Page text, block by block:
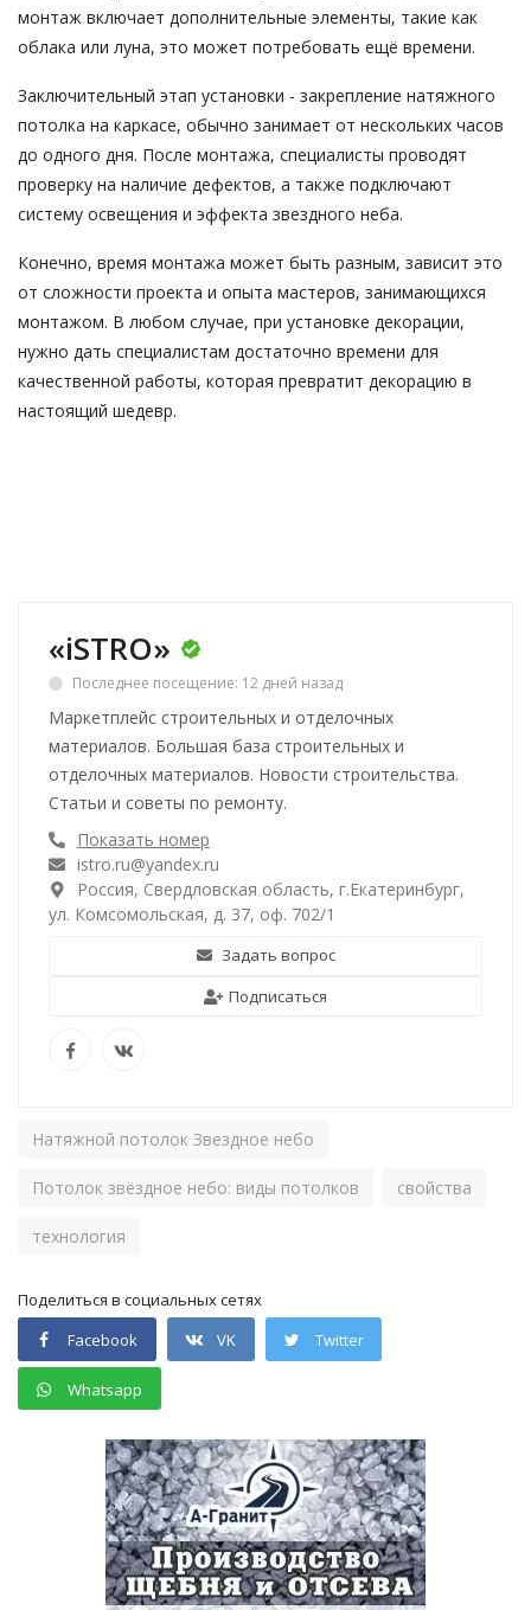
монтаж включает дополнительные элементы, такие как
облака или луна, это может потребовать ещё времени.
Заключительный этап установки - закрепление натяжного
потолка на каркасе, обычно занимает от нескольких часов
до одного дня. После монтажа, специалисты проводят
проверку на наличие дефектов, а также подключают
систему освещения и эффекта звездного неба.
Конечно, время монтажа может быть разным, зависит это
от сложности проекта и опыта мастеров, занимающихся
монтажом. В любом случае, при установке декорации,
нужно дать специалистам достаточно времени для
качественной работы, которая превратит декорацию в
настоящий шедевр.
«iSTRO»
Последнее посещение: 12 дней назад
Маркетплейс строительных и отделочных
материалов. Большая база строительных и
отделочных материалов. Новости строительства.
Статьи и советы по ремонту.
Показать номер
istro.ru@yandex.ru
Россия, Свердловская область, г.Екатеринбург,
ул. Комсомольская, д. 37, оф. 702/1
Задать вопрос
Подписаться
Натяжной потолок Звездное небо
Потолок звёздное небо: виды потолков свойства
технология
Поделиться в социальных сетях
Facebook
VK Twitter
Whatsapp